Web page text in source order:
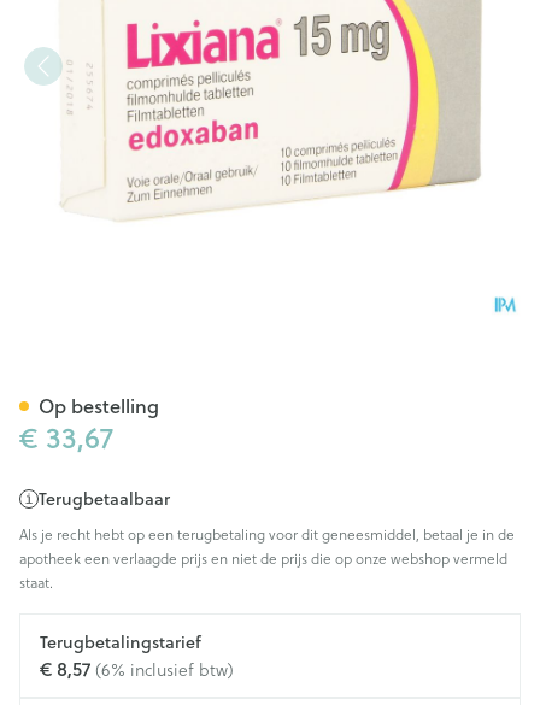
€ 33,67
Terugbetaalbaar
Als je recht hebt op een terugbetaling voor dit geneesmiddel, betaal je in de
apotheek een verlaagde prijs en niet de prijs die op onze webshop vermeld
staat.
Terugbetalingstarief
€ 8,57(6% inclusief btw)
Op bestelling